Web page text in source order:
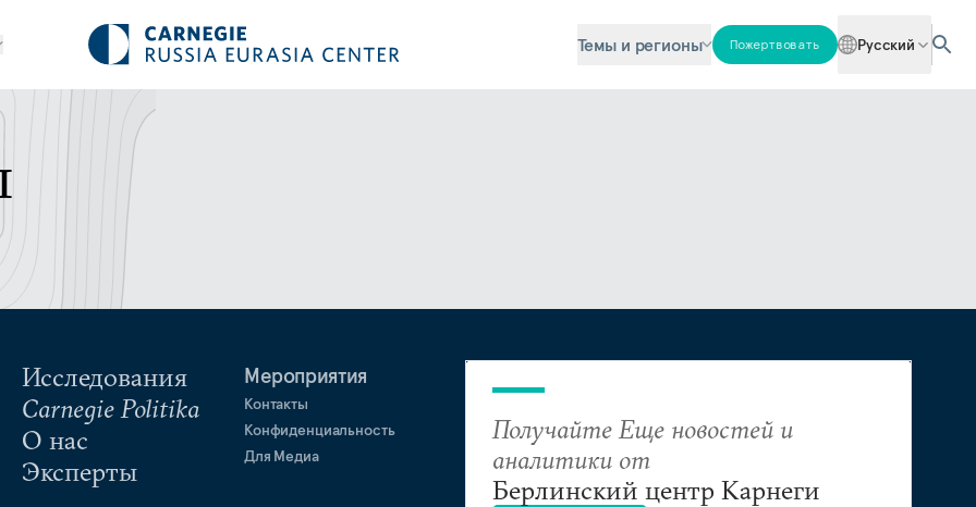
Темы и регионы Пожертвовать Русский
Исследования
Carnegie Politika
О нас
Эксперты
Мероприятия
Контакты
Конфиденциальность
Для Медиа
Получайте Еще новостей и
аналитики от
Берлинский центр Карнеги